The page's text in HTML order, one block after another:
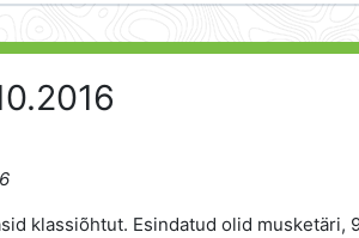
klassiõhtut. Esindatud olid musketäri,